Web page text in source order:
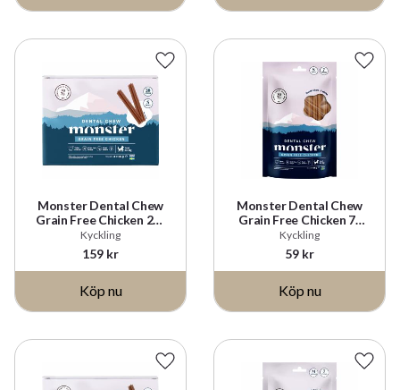
Monster Dental Chew
Grain Free Chicken 28-
pack
Kyckling
159 kr
Lägg till i favoriter
Monster Dental Chew
Grain Free Chicken 7-
pack
Kyckling
59 kr
Lägg
Lägg till i favoriter Lägg